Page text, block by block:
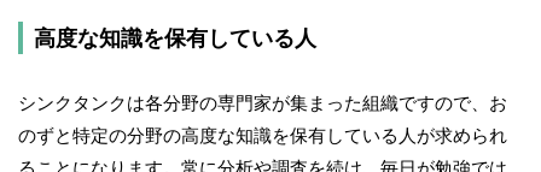
高度な知識を保有している人
シンクタンクは各分野の専門家が集まった組織ですので、お
のずと特定の分野の高度な知識を保有している人が求められ